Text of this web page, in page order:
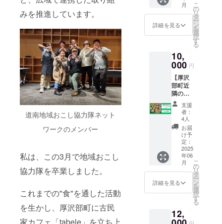
みを推進しています。
道南地域おこし協力隊ネット
ワークのメンバー
私は、この3月で地域おこし
協力隊を卒業しました。
これまでの"食"を通した活動
を生かし、厚沢部町に古民
家カフェ「tabele」を立ち上
用いた
だけま
す。1枚
ずつの
利用が
す。 ・
現金へ
の交換
はでき
ませ
ん。お
つりは
でませ
ん。 ・
郵送に
てお送
りいた
しま
す。 ・
有効期
間：
2025年
での1年
間
月
詳細を見る
こ
の
リ
タ
ー
ン
を
選
択
す
る
10,
000 円
【厚沢
部町近
隣の方
限定】
テイク
アウト
のお惣
菜を心
を込め
てお渡
ししま
す。 ・
料理：
混ぜま
ぜの
具“ビビ
ンバ”
おむか
えテイ
支援
者：
4人
お届
け予
定：
2025
年06
月
詳細を見る
こ
の
リ
タ
ー
ン
を
選
択
す
る
12,